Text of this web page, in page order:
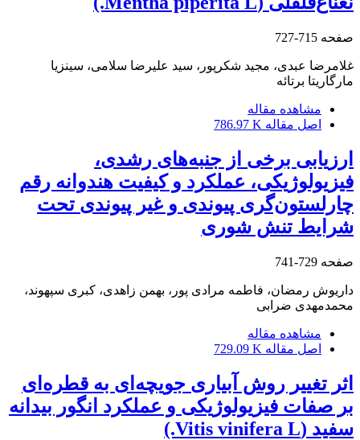
صفحه 715-727
غلامرضا عبدی، مجید شکرپور، سید علیرضا سلامی، سینزیا
مارگاریتا برتائه
مشاهده مقاله
اصل مقاله 786.97 K
ارزیابی برخی از جنبه‌های رشدی،
فیزیولوژیکی، عملکرد و کیفیت هندوانه رقم
چارلستون‌گری پیوندی و غیر پیوندی تحت
شرایط تنش شوری
صفحه 729-741
داریوش رمضان، فاطمه مرادی پور، بهمن زاهدی، کبری سپهوند،
محمدمهدی ضرابی
مشاهده مقاله
اصل مقاله 729.09 K
اثر تغییر روش‌ آبیاری جویچه‌ای به قطره‌ای
بر صفات فیزیولوژیکی و عملکرد انگور بیدانه
سفید (Vitis vinifera L.)